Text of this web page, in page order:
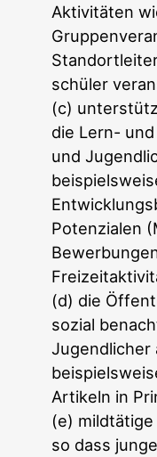
Aktivitäten
schüler
(c)
die Lern-
und
Potenzialen
(d) die
sozial
Jugendlicher
Artikeln in
(e)
so dass